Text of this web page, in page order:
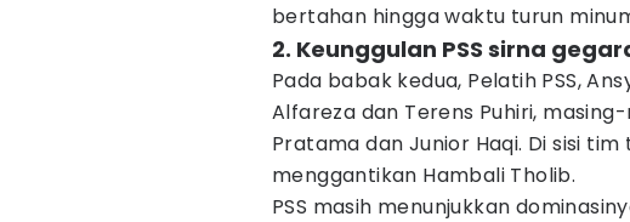
bertahan hingga waktu turun
2. Keunggulan PSS sirna
Pada babak kedua, Pelatih PSS,
Alfareza dan Terens Puhiri,
Pratama dan Junior Haqi. Di sisi tim
menggantikan Hambali Tholib.
PSS masih menunjukkan